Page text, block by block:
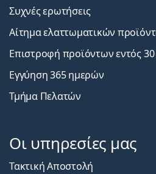
Συχνές ερωτήσεις
Αίτημα ελαττωματικών
Επιστροφή προϊόντων εντός
Εγγύηση 365 ημερών
Τμήμα Πελατών
Οι υπηρεσίες μας
Τακτική Αποστολή